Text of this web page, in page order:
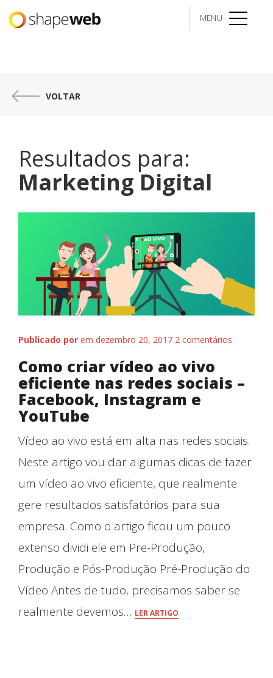
MENU
VOLTAR
Resultados para:
Marketing Digital
Publicado por em dezembro 20, 2017 2 comentários
Como criar vídeo ao vivo
eficiente nas redes sociais –
Facebook, Instagram e
YouTube
Vídeo ao vivo está em alta nas redes sociais.
Neste artigo vou dar algumas dicas de fazer
um vídeo ao vivo eficiente, que realmente
gere resultados satisfatórios para sua
empresa. Como o artigo ficou um pouco
extenso dividi ele em Pre-Produção,
Produção e Pós-Produção Pré-Produção do
Vídeo Antes de tudo, precisamos saber se
realmente devemos… LER ARTIGO